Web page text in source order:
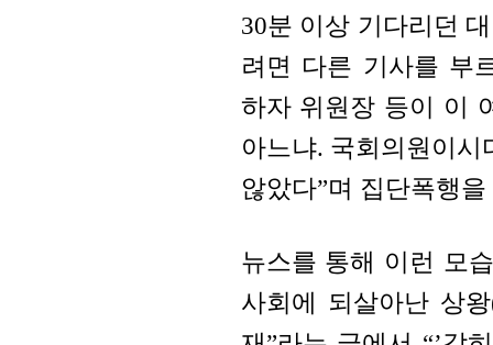
30분 이상 기다리던
려면 다른 기사를 부
하자 위원장 등이 이
아느냐. 국회의원이
않았다”며 집단폭행
뉴스를 통해 이런 모
사회에 되살아난 상